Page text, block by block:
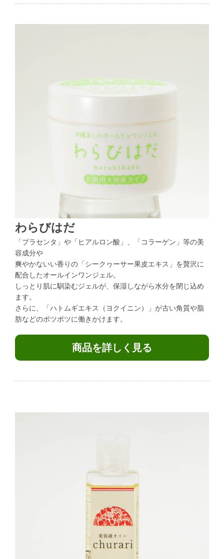
わらびはだ
「プラセンタ」や「ヒアルロン酸」、「コラーゲン」等の美
容成分や
爽やかないい香りの「シークヮーサー果皮エキス」を贅沢に
配合したオールインワンジェル。
しっとり肌に馴染むジェルが、保湿しながら水分を閉じ込め
ます。
さらに、「ハトムギエキス（ヨクイニン）」が古い角質や脂
肪などのポツポツに働きかけます。
商品を詳しく見る